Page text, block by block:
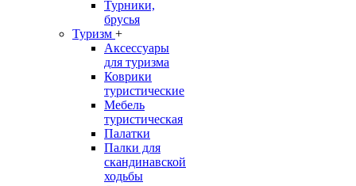
Турники,
брусья
Туризм +
Аксессуары
для туризма
Коврики
туристические
Мебель
туристическая
Палатки
Палки для
скандинавской
ходьбы